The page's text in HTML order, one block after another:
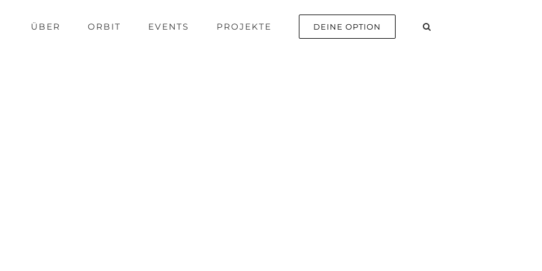
ÜBER ORBIT EVENTS PROJEKTE DEINE OPTION